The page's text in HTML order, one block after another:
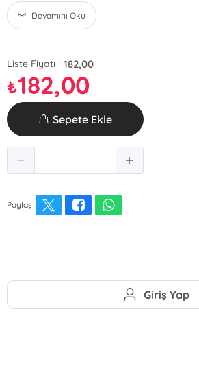
Devamını Oku
Liste Fiyatı : 182,00
₺182,00
Sepete Ekle
Paylaş
Giriş Yap